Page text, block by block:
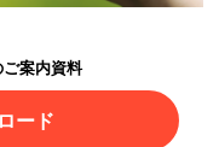
案内資料
ード